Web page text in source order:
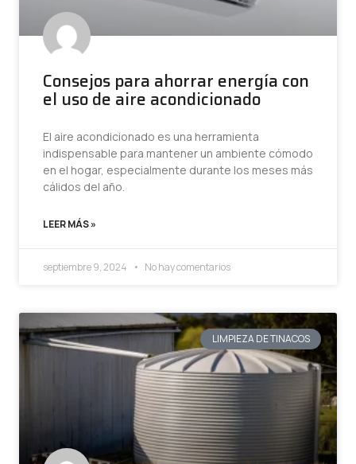
Consejos para ahorrar energía con
el uso de aire acondicionado
El aire acondicionado es una herramienta
indispensable para mantener un ambiente cómodo
en el hogar, especialmente durante los meses más
cálidos del año.
LEER MÁS »
septiembre 9, 2024 No hay comentarios
LIMPIEZA DE TINACOS